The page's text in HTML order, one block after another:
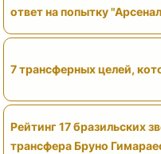
ответ на попытку
7 трансферных целей,
Рейтинг 17 бразильских
трансфера Бруно